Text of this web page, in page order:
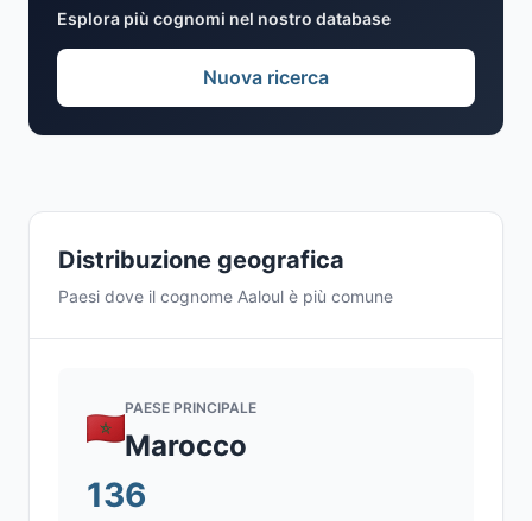
Distribuzione geografica
Paesi dove il cognome Aaloul è più comune
PAESE PRINCIPALE
Marocco
136
Esplora più cognomi nel nostro database
Nuova ricerca